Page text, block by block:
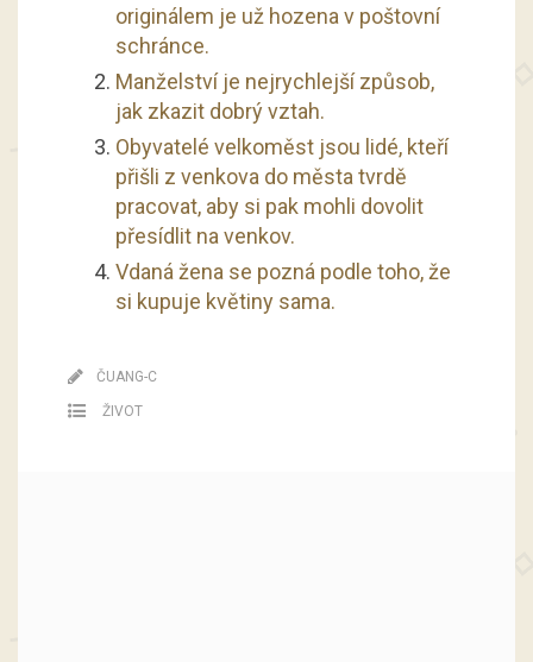
originálem je už hozena v poštovní
schránce.
Manželství je nejrychlejší způsob,
jak zkazit dobrý vztah.
Obyvatelé velkoměst jsou lidé, kteří
přišli z venkova do města tvrdě
pracovat, aby si pak mohli dovolit
přesídlit na venkov.
Vdaná žena se pozná podle toho, že
si kupuje květiny sama.
ČUANG-C
ŽIVOT